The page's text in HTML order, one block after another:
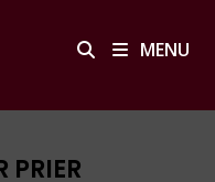
MENU
PRIER